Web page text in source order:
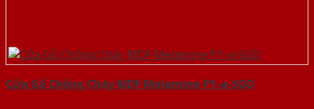
Cửa Gỗ Chống Cháy MDF Melamine P1-a-SGD